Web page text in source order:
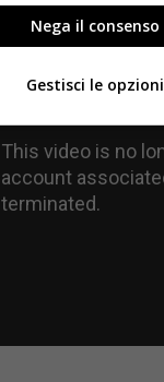
Nega il consenso
Gestisci le opzioni